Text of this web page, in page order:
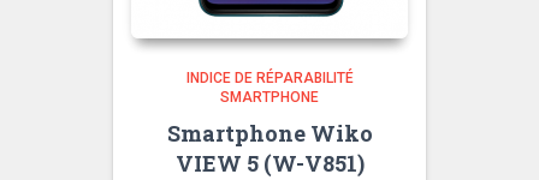
INDICE DE RÉPARABILITÉ
SMARTPHONE
Smartphone Wiko
VIEW 5 (W-V851)